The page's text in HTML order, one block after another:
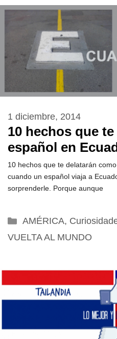
10 hechos que
español en
1 diciembre, 2014
10 hechos que te delatarán
cuando un español viaja a
sorprenderle. Porque aunque
Categorías
AMÉRICA,
VUELTA AL MUNDO